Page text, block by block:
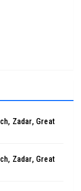
Zadar, Great
Zadar, Great